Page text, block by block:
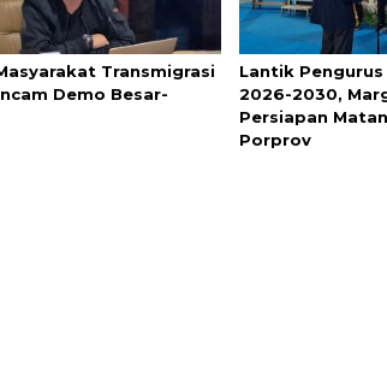
Transmigrasi
Demo Besar-
Lantik Pengurus
2026-2030,
Persiapan
Porprov